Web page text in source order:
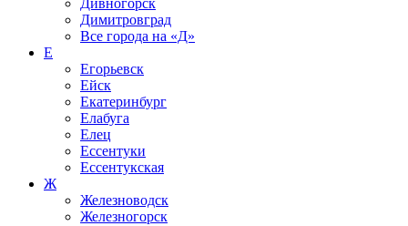
Дивногорск
Димитровград
Все города на «Д»
Е
Егорьевск
Ейск
Екатеринбург
Елабуга
Елец
Ессентуки
Ессентукская
Ж
Железноводск
Железногорск